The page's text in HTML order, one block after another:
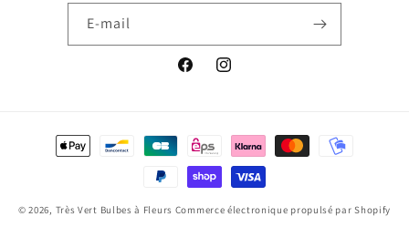
E-mail
FacebookInstagram
Moyens
© 2026, Très Vert Bulbes à Fleurs Commerce électronique propulsé par Shopify